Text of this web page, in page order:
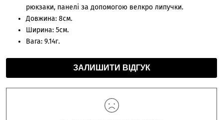
рюкзаки, панелі за допомогою велкро липучки.
Довжина: 8см.
Ширина: 5см.
Вага: 9.14г.
ЗАЛИШИТИ ВІДГУК